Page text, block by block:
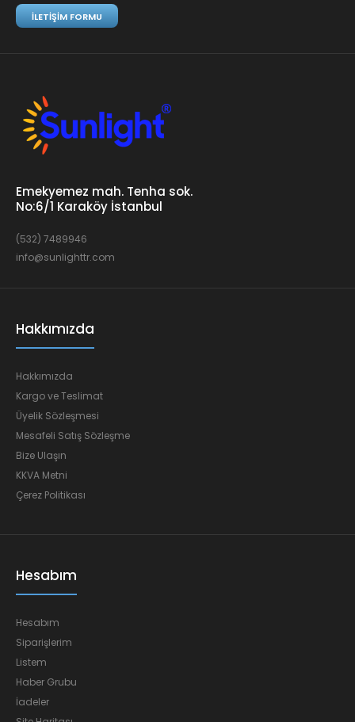
İLETIŞIM FORMU
Emekyemez mah. Tenha sok.
No:6/1 Karaköy İstanbul
(532) 7489946
info@sunlighttr.com
Hakkımızda
Hakkımızda
Kargo ve Teslimat
Üyelik Sözleşmesi
Mesafeli Satış Sözleşme
Bize Ulaşın
KKVA Metni
Çerez Politikası
Hesabım
Hesabım
Siparişlerim
Listem
Haber Grubu
İadeler